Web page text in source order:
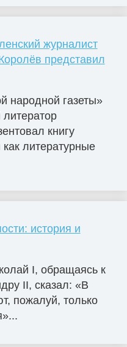
журналист
представил
народной газеты»
книгу
литературные
история и
I, обращаясь к
II, сказал: «В
пожалуй, только